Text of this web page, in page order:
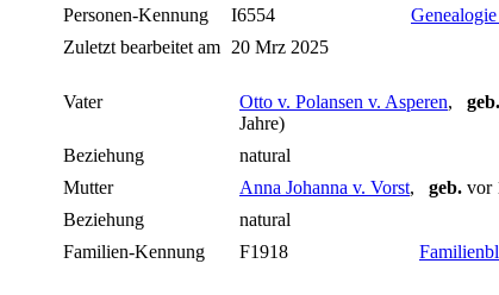
Personen-Kennung
I6554
Zuletzt bearbeitet am 20 Mrz 2025
Vater Otto v. Polansen v. Asperen, geb.
Jahre)
Beziehung
natural
Mutter
Anna Johanna v. Vorst, geb. vor
Beziehung
natural
Familien-Kennung
F1918